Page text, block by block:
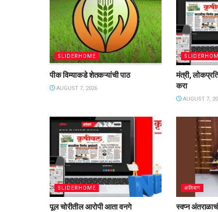
SLIDERHOME
पीक विम्याकडे शेतकऱ्यांची पाठ
AUGUST 7, 2026
मंत्री,
करा
AUGUST 7,
SLIDERHOME
पूल चोरीतील आरोपी आता वनगे
अलिबाग
स्वप्न